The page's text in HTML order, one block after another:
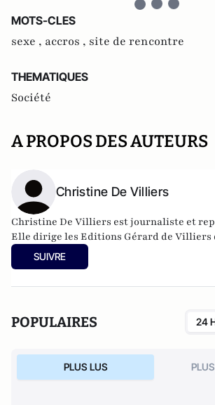
MOTS-CLES
sexe , accros , site de rencontre
THEMATIQUES
Société
A PROPOS DES AUTEURS
Christine De Villiers
Christine De Villiers est journaliste et
Elle dirige les Editions Gérard de Villiers
SUIVRE
POPULAIRES 24
PLUS LUS